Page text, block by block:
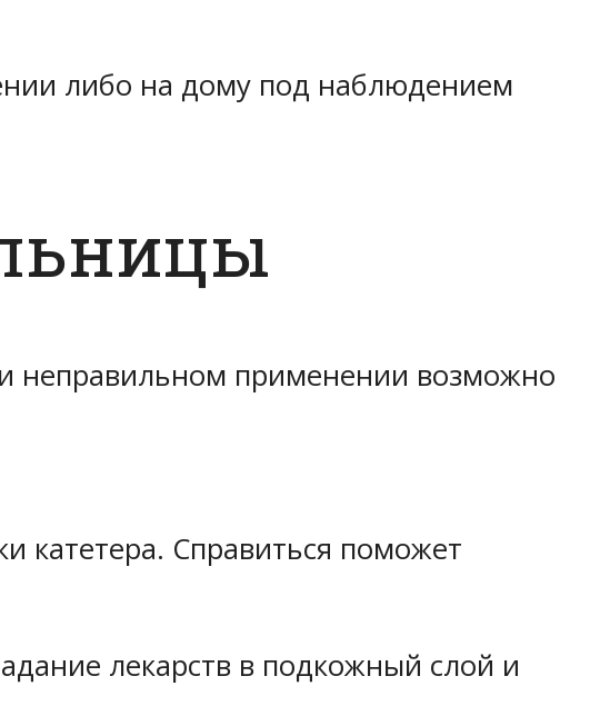
либо на дому под наблюдением
неправильном применении возможно
катетера. Справиться поможет
лекарств в подкожный слой и